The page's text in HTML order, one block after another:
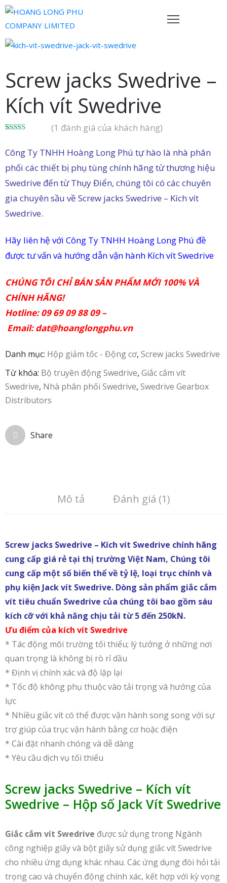
Screw jacks Swedrive –
Kích vít Swedrive
đánh giá
(1 đánh giá của khách hàng)
Công Ty TNHH Hoàng Long Phú tự hào là nhà phân
phối các thiết bị phụ tùng chính hãng từ thương hiệu
Swedrive đến từ Thụy Điển, chúng tôi có các chuyên
gia chuyên sầu về Screw jacks Swedrive – Kích vít
Swedrive.
Hãy liên hệ với Công Ty TNHH Hoàng Long Phú đề
được tư vấn và hướng dẫn vận hành Kích vít Swedrive
CHÚNG TÔI CHỈ BÁN SẢN PHẨM MỚI 100% VÀ
CHÍNH HÃNG!
Hotline: 09 69 09 88 09 –
Email:dat@hoanglongphu.vn
Danh mục: Hộp giảm tốc - Động cơ, Screw jacks Swedrive
Từ khóa: Bộ truyền động Swedrive, Giắc cắm vít
Swedrive, Nhà phân phối Swedrive, Swedrive Gearbox
Distributors
Share
Mô tả Đánh giá (1)
Screw jacks Swedrive – Kích vít Swedrive chính hãng
cung cấp giá rẻ tại thị trường Việt Nam, Chúng tôi
cung cấp một số biến thể về tỷ lệ, loại trục chính và
phụ kiện Jack vít Swedrive. Dòng sản phẩm giắc cắm
vít tiêu chuẩn Swedrive của chúng tôi bao gồm sáu
kích cỡ với khả năng chịu tải từ 5 đến 250kN.
Ưu điểm của kích vít Swedrive
* Tác động môi trường tối thiểu; lý tưởng ở những nơi
quan trọng là không bị rò rỉ dầu
* Định vị chính xác và độ lặp lại
* Tốc độ không phụ thuộc vào tải trọng và hướng của
lực
* Nhiều giắc vít có thể được vận hành song song với sự
trợ giúp của trục vận hành bằng cơ hoặc điện
* Cài đặt nhanh chóng và dễ dàng
* Yêu cầu dịch vụ tối thiểu
Screw jacks Swedrive – Kích vít
Swedrive – Hộp số Jack Vít Swedrive
Giắc cắm vít Swedrive được sử dụng trong Ngành
công nghiệp giấy và bột giấy sử dụng giắc vít Swedrive
cho nhiều ứng dụng khác nhau. Các ứng dụng đòi hỏi tải
trọng cao và chuyển động chính xác, kết hợp với kỳ vọng